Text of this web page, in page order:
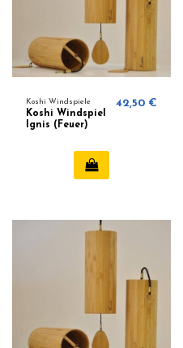
Koshi Windspiele
Koshi Windspiel
Ignis (Feuer)
42,50 €